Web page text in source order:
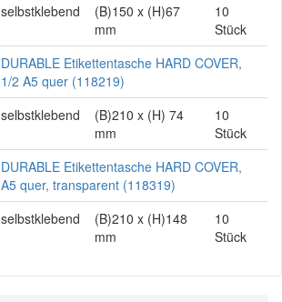
selbstklebend
(B)150 x (H)67
mm
10
Stück
DURABLE Etikettentasche HARD COVER,
1/2 A5 quer (118219)
selbstklebend
(B)210 x (H) 74
mm
10
Stück
DURABLE Etikettentasche HARD COVER,
A5 quer, transparent (118319)
selbstklebend
(B)210 x (H)148
mm
10
Stück